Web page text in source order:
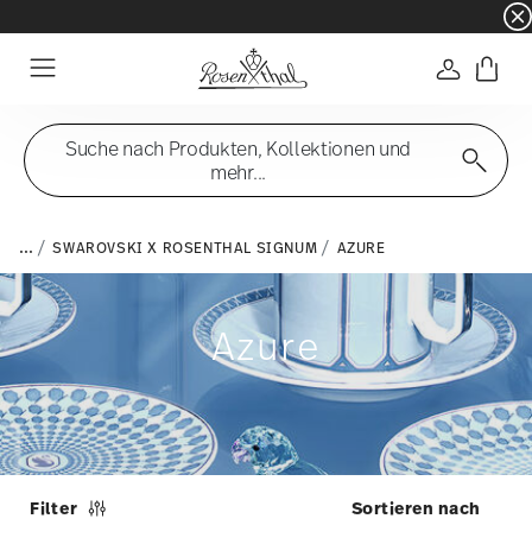
☀️ Summer SALE – noch mehr sparen:
Suche nach Produkten, Kollektionen und
mehr...
... SWAROVSKI X ROSENTHAL SIGNUM AZURE
Azure
Filter